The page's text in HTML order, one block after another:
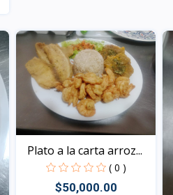
Plato a la carta arroz...
( 0 )
$50,000.00